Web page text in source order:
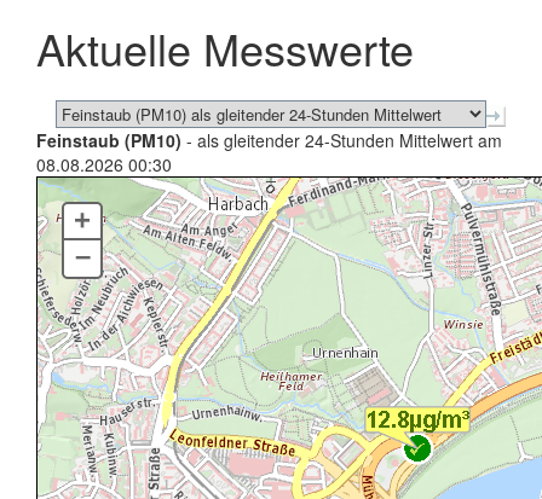
schließen
Aktuelle Messwerte
Feinstaub (PM10) - als gleitender 24-Stunden Mittelwert am
08.08.2026 00:30
+
–